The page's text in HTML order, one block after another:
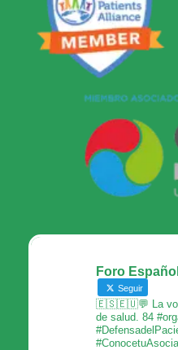
Foro
Seguir
🇪🇸🇪🇺💬 La voz
de salud. 84